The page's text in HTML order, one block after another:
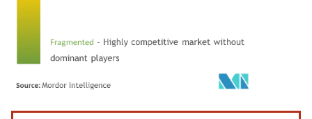
Image © Mordor Intelligence. La réutilisation nécessite une attribution sous CC BY